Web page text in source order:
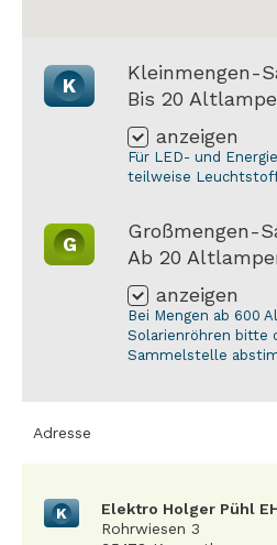
K
Kleinmengen-
Bis 20
anzeigen
Für LED- und
teilweise
G
Großmengen-
Ab 20
anzeigen
Bei Mengen ab 600
Solarienröhren bitte
Sammelstelle
Adresse
K
Elektro Holger Pühl
Rohrwiesen 3